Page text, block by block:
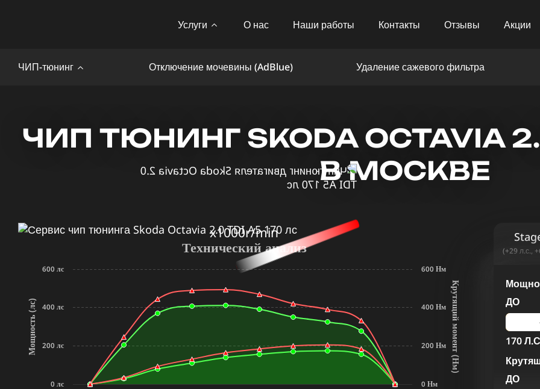
Услуги О нас Наши работы Контакты Отзывы Акции
ЧИП-тюнинг Отключение мочевины (AdBlue) Удаление сажевого фильтра
ЧИП ТЮНИНГ SKODA OCTAVIA
В МОСКВЕ
x1000r/min
Мощность (лс) К
р
у
т
я
щ
и
й
м
о
м
е
н
т
(
Н
м
)
Технический анализ
0 лс
200 лс
400 лс
600 лс
0 Нм
200 Нм
400 Нм
600 Нм
(+29 л.с.,
ДО
170
ДО